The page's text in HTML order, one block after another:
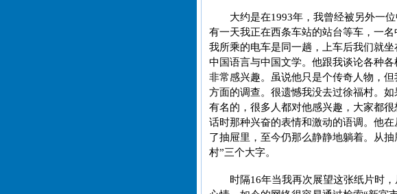
大约是在1993年，我曾经被另外一
有一天我正在西条车站的站台等车，一
我所乘的电车是同一趟，上车后我们就
中国语言与中国文学。他跟我谈论各种
非常感兴趣。虽说他只是个传奇人物，
方面的调查。很遗憾我没去过徐福村。
有名的，很多人都对他感兴趣，大家都
话时那种兴奋的表情和激动的语调。他
了抽屉里，至今仍那么静静地躺着。从
村”三个大字。
时隔16年当我再次展望这张纸片时